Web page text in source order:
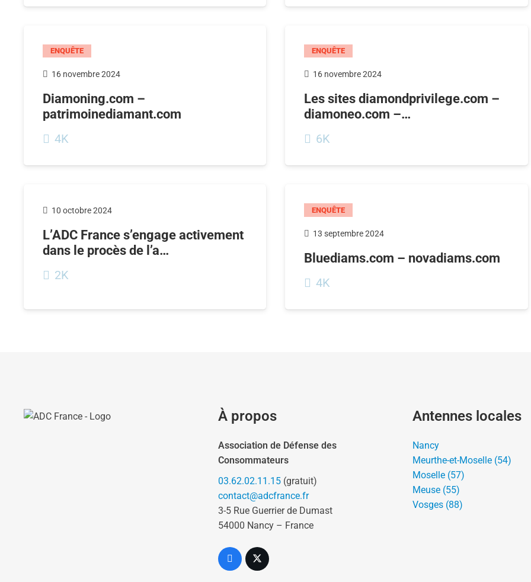
ENQUÊTE
16 novembre 2024
Diamoning.com –
patrimoinediamant.com
4K
ENQUÊTE
16 novembre 2024
Les sites diamondprivilege.com –
diamoneo.com –…
6K
10 octobre 2024
L’ADC France s’engage activement
dans le procès de l’a…
2K
ENQUÊTE
13 septembre 2024
Bluediams.com – novadiams.com
4K
À propos
Association de Défense des
Consommateurs
03.62.02.11.15 (gratuit)
contact@adcfrance.fr
3-5 Rue Guerrier de Dumast
54000 Nancy – France
Antennes locales
Nancy
Meurthe-et-Moselle (54)
Moselle (57)
Meuse (55)
Vosges (88)